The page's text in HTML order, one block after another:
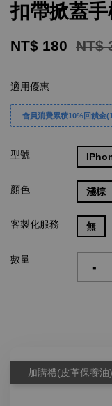
扣帶掀蓋
NT$ 180 NT$
適用優惠
會員消費累積10%回饋金
型號
顏色 淺棕
客製化服務 無
數量 -
加購禮(皮革保養油)